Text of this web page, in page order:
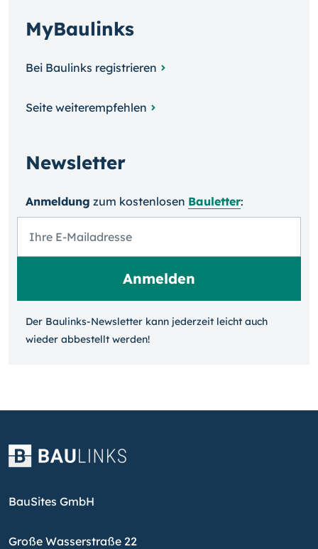
MyBaulinks
Bei Baulinks registrieren
Seite weiterempfehlen
Newsletter
Anmeldung zum kosten­losen Bauletter:
Der Baulinks-Newsletter kann jeder­zeit leicht auch
wieder ab­bestellt werden!
BauSites GmbH
Große Wasserstraße 22